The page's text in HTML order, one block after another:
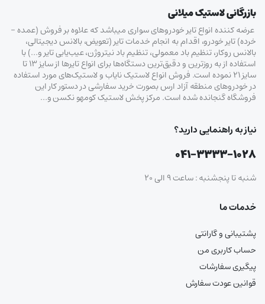
بازرگانی لاستیک میلانی
عرضه کننده انواع تایر خودروهای سواری میباشد که علاوه بر فروش (عمده –
خرده‌) تایر خودرو، اقدام به انجام خدمات تایر (تعویض، بالانس دیجیتالی،
بالانس روکار، تنظیم باد معمولی، تنظیم باد نیتروژن، عیب‌یابی تایر و…) با
استفاده از به روزترین و دقیق‌ترین دستگاه‌ها برای انواع تایرها از سایز ۱۳ تا
سایز ۲۱ نموده است. فروش انواع لاستیک‌ نایاب و لاستیک‌های مورد استفاده
در خودروهای منطقه آزاد ارس بصورت خرید سفارشی در دستور کار این
فروشگاه گنجانده شده است. مرکز پخش لاستیک کومهو نکسن و…
نیاز به راهنمایی دارید؟
۰۴۱-۳۳۳۳-۱۰۲۸
شنبه تا پنجشنبه : ساعت ۹ الی ۲۰
خدمات ما
پشتیبانی و گارانتی
حساب کاربری من
پیگیری سفارشات
قوانین عودت سفارش